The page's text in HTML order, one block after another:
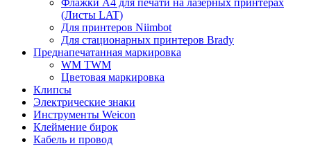
Флажки A4 для печати на лазерных принтерах
(Листы LAT)
Для принтеров Niimbot
Для стационарных принтеров Brady
Преднапечатанная маркировка
WM TWM
Цветовая маркировка
Клипсы
Электрические знаки
Инструменты Weicon
Клеймение бирок
Кабель и провод